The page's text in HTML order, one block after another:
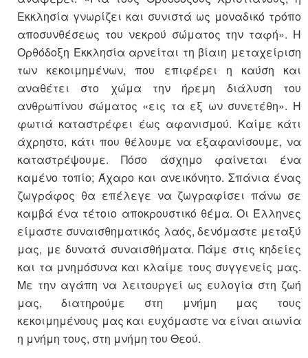
Εκκλησία γνωρίζει και συνιστά ως μοναδικό τρόπο
αποσυνθέσεως του νεκρού σώματος την ταφή». Η
Ορθόδοξη Εκκλησία αρνείται τη βίαιη μεταχείριση
των κεκοιμημένων, που επιφέρει η καύση και
αναθέτει στο χώμα την ήρεμη διάλυση του
ανθρωπίνου σώματος «εις τα εξ ων συνετέθη». Η
φωτιά καταστρέφει έως αφανισμού. Καίμε κάτι
άχρηστο, κάτι που θέλουμε να εξαφανίσουμε, να
καταστρέψουμε. Πόσο άσχημο φαίνεται ένα
καμένο τοπίο; Άχαρο και ανεικόνητο. Σπάνια ένας
ζωγράφος θα επέλεγε να ζωγραφίσει πάνω σε
καμβά ένα τέτοιο αποκρουστικό θέμα. Οι Έλληνες
είμαστε συναισθηματικός λαός, δενόμαστε μεταξύ
μας, με δυνατά συναισθήματα. Πάμε στις κηδείες
και τα μνημόσυνα και κλαίμε τους συγγενείς μας.
Με την αγάπη να λειτουργεί ως ευλογία στη ζωή
μας, διατηρούμε στη μνήμη μας τους
κεκοιμημένους μας και ευχόμαστε να είναι αιωνία
η μνήμη τους, στη μνήμη του Θεού.